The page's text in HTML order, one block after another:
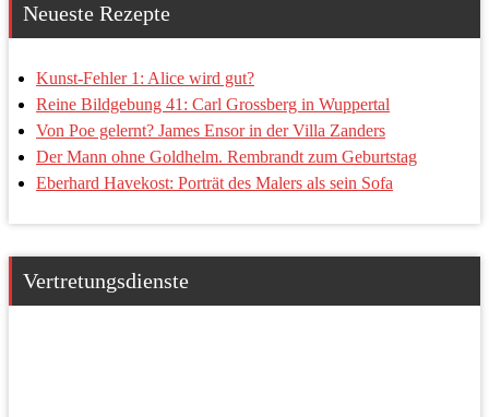
Neueste Rezepte
Kunst-Fehler 1: Alice wird gut?
Reine Bildgebung 41: Carl Grossberg in Wuppertal
Von Poe gelernt? James Ensor in der Villa Zanders
Der Mann ohne Goldhelm. Rembrandt zum Geburtstag
Eberhard Havekost: Porträt des Malers als sein Sofa
Vertretungsdienste